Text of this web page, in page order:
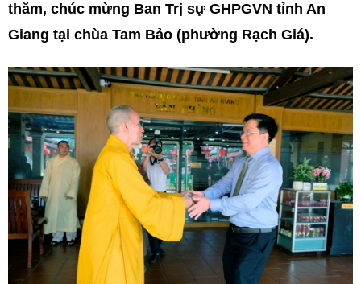
thăm, chúc mừng Ban Trị sự GHPGVN tỉnh An
Giang tại chùa Tam Bảo (phường Rạch Giá).